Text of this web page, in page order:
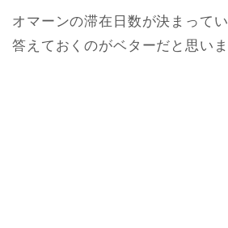
オマーンの滞在日数が決まって
答えておくのがベターだと思いま